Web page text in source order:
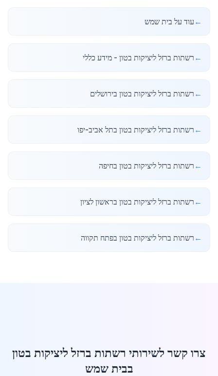
← עוד על בית שמש
← רשתות ברזל ליציקות בטון - מידע כללי
← רשתות ברזל ליציקות בטון בירושלים
← רשתות ברזל ליציקות בטון בתל אביב-יפו
← רשתות ברזל ליציקות בטון בחיפה
← רשתות ברזל ליציקות בטון בראשון לציון
← רשתות ברזל ליציקות בטון בפתח תקווה
צרו קשר לשירותי רשתות ברזל ליציקות בטון
בבית שמש